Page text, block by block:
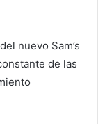
nuevo Sam’s
de las